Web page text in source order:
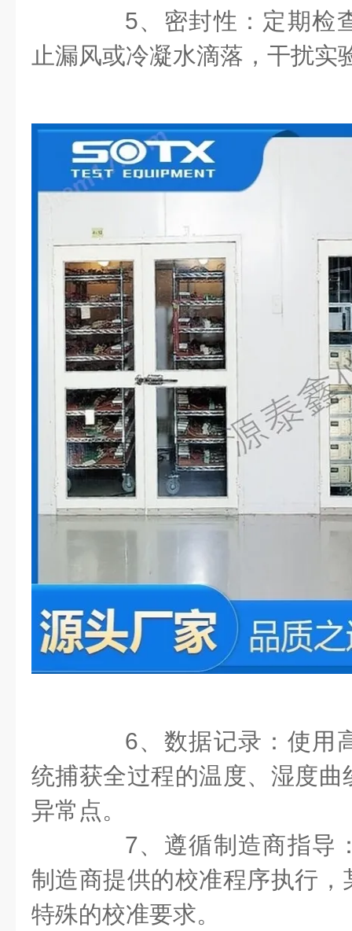
5、密封性：定期检
止漏风或冷凝水滴落，干扰实
6、数据记录：使用
统捕获全过程的温度、湿度
异常点。
7、遵循制造商指导
制造商提供的校准程序执行
特殊的校准要求。